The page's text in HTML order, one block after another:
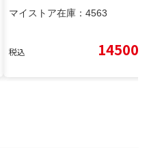
マイストア在庫： 4563
税込 14500